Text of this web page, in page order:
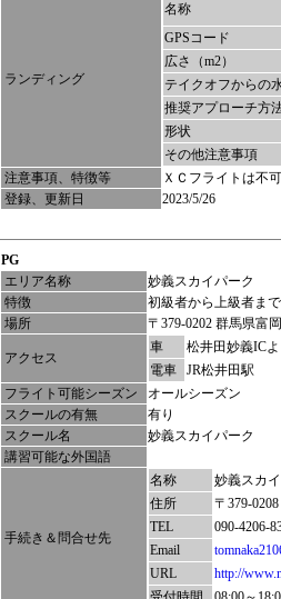
ランディング
名称
GPSコード
広さ（m2）
テイクオフからの
推奨アプローチ方
形状
その他注意事項
注意事項、特徴等
ＸＣフライトは不可
登録、更新日
2023/5/26
PG
エリア名称
妙義スカイパーク
特徴
初級者から上級者ま
場所
〒379-0202 群馬県富
アクセス
車
松井田妙義IC
電車
JR松井田駅
フライト可能シーズン
オールシーズン
スクールの有無
有り
スクール名
妙義スカイパーク
講習可能な外国語
手続き＆問合せ先
名称
妙義スカ
住所
〒379-
TEL
090-
Email
URL
http://